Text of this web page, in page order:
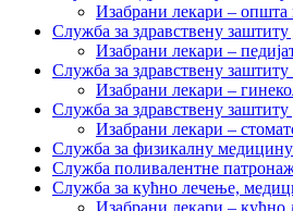
Изабрани лекари –
Служба за здравствену
Изабрани лекари –
Служба за здравствену
Изабрани лекари –
Служба за здравствену
Изабрани лекари –
Служба за физикалну
Служба поливалентне
Служба за кућно лечење,